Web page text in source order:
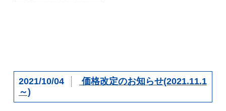
2021/10/04
価格改定のお知らせ(2021.11.1
～)